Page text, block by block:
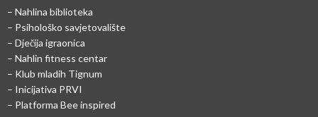
– Nahlina biblioteka
– Psihološko savjetovalište
– Dječija igraonica
– Nahlin fitness centar
– Klub mladih Tignum
– Inicijativa PRVI
– Platforma Bee inspired